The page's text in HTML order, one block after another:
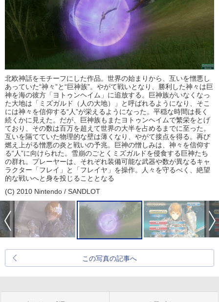
北欧神話をモチーフにした作品。世界の始まりから、互いを憎悪し
あっていた“神々”と“巨神族”。やがて戦いとなり、勝利した神々は巨
神を海の彼方「ヨトゥンヘイム」に追放する。巨神族がいなくなっ
た大地は「ミズガルド（人の大地）」と呼ばれるようになり、そこ
には神々を信仰する“人”が栄えるようになった。平穏な時間は長く
続くかに見えた。だが、巨神族もまたヨトゥンヘイムで繁栄をとげ
ており、その数は百万を超えて世界の大半を占めるまでに至った。
互いを隔てていた物理的な壁は薄くなり、やがて接点を得る。再び
燃え上がる憎悪の炎と戦いの予兆。巨神の憎しみは、神々を信仰す
る“人”に向けられた。雪崩のごとくミズガルドを侵食する巨神たち
の群れ。プレーヤーは、それぞれ装備可能な武器や数が異なるキャ
ラクター「フレイ」と「フレイヤ」を操作。人々を守るべく、絶望
的な戦いへと身を投じることとなる
(C) 2010 Nintendo / SANDLOT
この写真の記事へ